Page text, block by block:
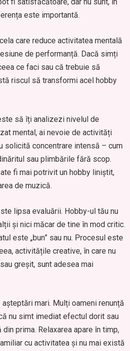
este importantă.
care reduce activitatea mentală
de performanță. Dacă simți
ce faci sau că trebuie să
riscul să transformi acel hobby
să îți analizezi nivelul de
mental, ai nevoie de activități
solicită concentrare intensă – cum
sau plimbările fără scop.
fi mai potrivit un hobby liniștit,
de muzică.
lipsa evaluării. Hobby-ul tău nu
și nici măcar de tine în mod critic.
este „bun” sau nu. Procesul este
activitățile creative, în care nu
greșit, sunt adesea mai
mari. Mulți oameni renunță
nu simt imediat efectul dorit sau
prima. Relaxarea apare în timp,
cu activitatea și nu mai există